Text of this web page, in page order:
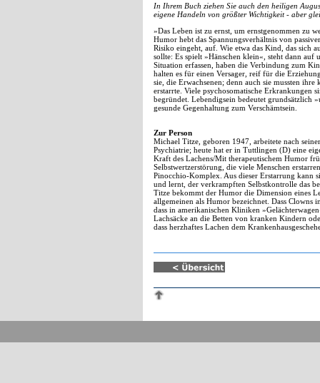
In Ihrem Buch ziehen Sie auch den heiligen
eigene Handeln von größter Wichtigkeit - aber
»Das Leben ist zu ernst, um ernstgenommen zu
Humor hebt das Spannungsverhältnis von
Risiko eingeht, auf. Wie etwa das Kind, das sich
sollte: Es spielt »Hänschen klein«, steht dann
Situation erfassen, haben die Verbindung zum
halten es für einen Versager, reif für die
sie, die Erwachsenen; denn auch sie mussten
erstarrte. Viele psychosomatische Erkrankungen
begründet. Lebendigsein bedeutet grundsätzlich
gesunde Gegenhaltung zum Verschämtsein.
Zur Person
Michael Titze, geboren 1947, arbeitete nach
Psychiatrie; heute hat er in Tuttlingen (D) eine
Kraft des Lachens/Mit therapeutischem Humor
Selbstwertzerstörung, die viele Menschen
Pinocchio-Komplex. Aus dieser Erstarrung kann
und lernt, der verkrampften Selbstkontrolle das
Titze bekommt der Humor die Dimension eines
allgemeinen als Humor bezeichnet. Dass
dass in amerikanischen Kliniken
Lachsäcke an die Betten von kranken Kindern
dass herzhaftes Lachen dem